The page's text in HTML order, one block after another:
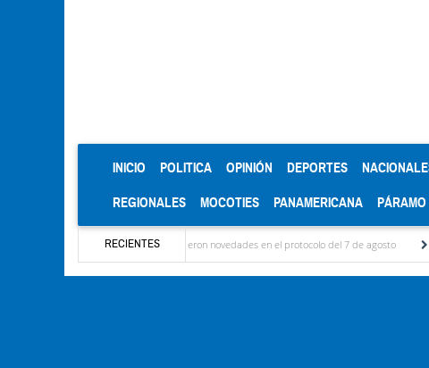
INICIO (CURRENT)
POLITICA OPINIÓN DEPORTES
REGIONALES MOCOTIES PANAMERICANA PÁRAMO
RECIENTES
delegaciones y se conocieron novedades en el protocolo del 7 de agosto Mérida